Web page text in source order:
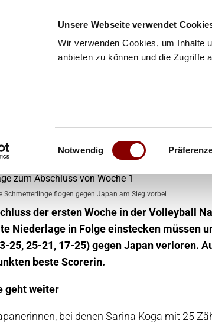
Unsere Webseite verwendet
Wir verwenden Cookies, um Inhalte
anbieten zu können und die Zugriffe
Einwilligungsauswahl
Notwendig
zum Abschluss von Woche 1
Schmetterlinge flogen gegen Japan am Sieg vorbei
der ersten Woche in der Volleyball
Niederlage in Folge einstecken müssen
25, 25-21, 17-25) gegen Japan verloren.
beste Scorerin.
geht weiter
bei denen Sarina Koga mit 25